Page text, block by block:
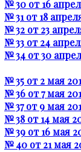
№ 30 от 16
№ 31 от 18
№ 32 от 23
№ 33 от 24
№ 34 от 30
№ 35 от 2 мая
№ 36 от 7 мая
№ 37 от 9 мая
№ 38 от 14 мая
№ 39 от 16 мая
№ 40 от 21 мая